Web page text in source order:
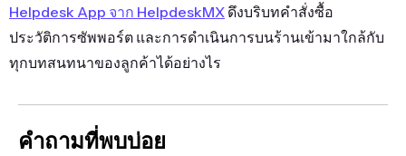
Helpdesk App จาก HelpdeskMX ดึงบริบทคำสั่งซื้อ
ประวัติการซัพพอร์ต และการดำเนินการบนร้านเข้ามาใกล้กับ
ทุกบทสนทนาของลูกค้าได้อย่างไร
คำถามที่พบบ่อย